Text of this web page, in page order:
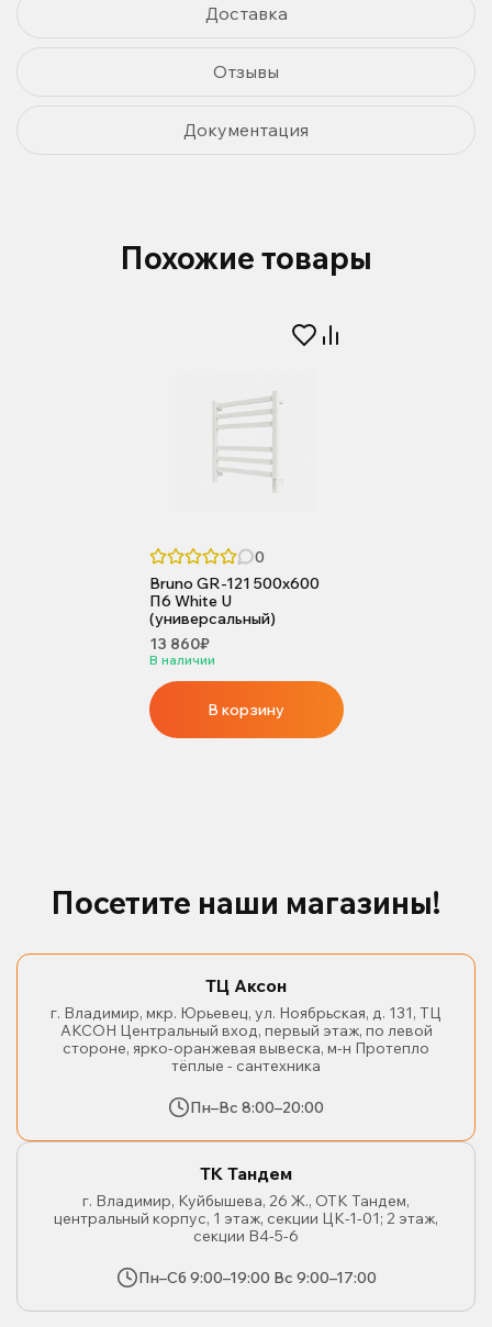
Доставка
Отзывы
Документация
Похожие товары
0
Bruno GR-121 500x600
П6 White U
(универсальный)
13 860₽
В наличии
В корзину
Посетите наши магазины!
ТЦ Аксон
г. Владимир, мкр. Юрьевец, ул. Ноябрьская, д. 131, ТЦ
АКСОН Центральный вход, первый этаж, по левой
стороне, ярко-оранжевая вывеска, м-н Протепло
тёплые - сантехника
Пн–Вс 8:00–20:00
ТК Тандем
г. Владимир, Куйбышева, 26 Ж., ОТК Тандем,
центральный корпус, 1 этаж, секции ЦК-1-01; 2 этаж,
секции В4-5-6
Пн–Сб 9:00–19:00 Вс 9:00–17:00